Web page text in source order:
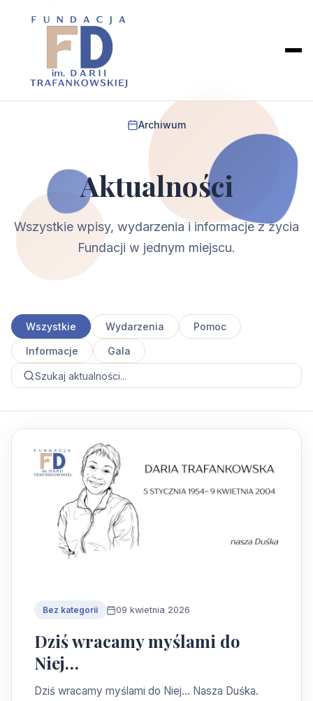
Archiwum
Aktualności
Wszystkie wpisy, wydarzenia i informacje z życia
Fundacji w jednym miejscu.
Wszystkie Wydarzenia Pomoc
Informacje Gala
Bez kategorii 09 kwietnia 2026
Dziś wracamy myślami do
Niej…
Dziś wracamy myślami do Niej… Nasza Duśka.